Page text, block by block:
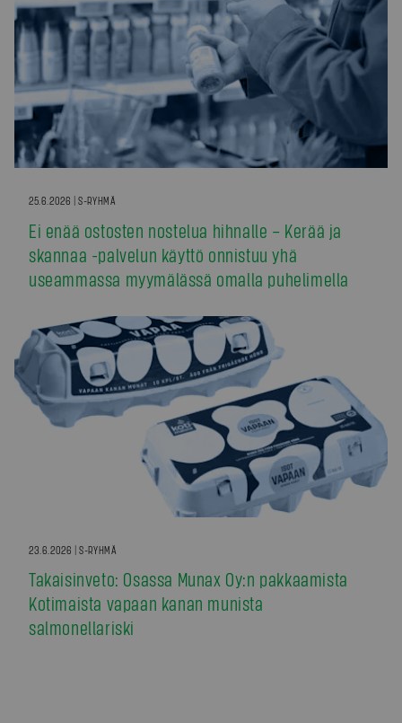
25.6.2026 | S-RYHMÄ
Ei enää ostosten nostelua hihnalle – Kerää ja
skannaa -palvelun käyttö onnistuu yhä
useammassa myymälässä omalla puhelimella
23.6.2026 | S-RYHMÄ
Takaisinveto: Osassa Munax Oy:n pakkaamista
Kotimaista vapaan kanan munista
salmonellariski